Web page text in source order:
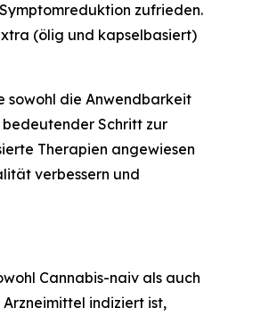
zufrieden.
(ölig und kapselbasiert)
sowohl die Anwendbarkeit
bedeutender Schritt zur
Therapien angewiesen
verbessern und
Cannabis-naiv als auch
indiziert ist,